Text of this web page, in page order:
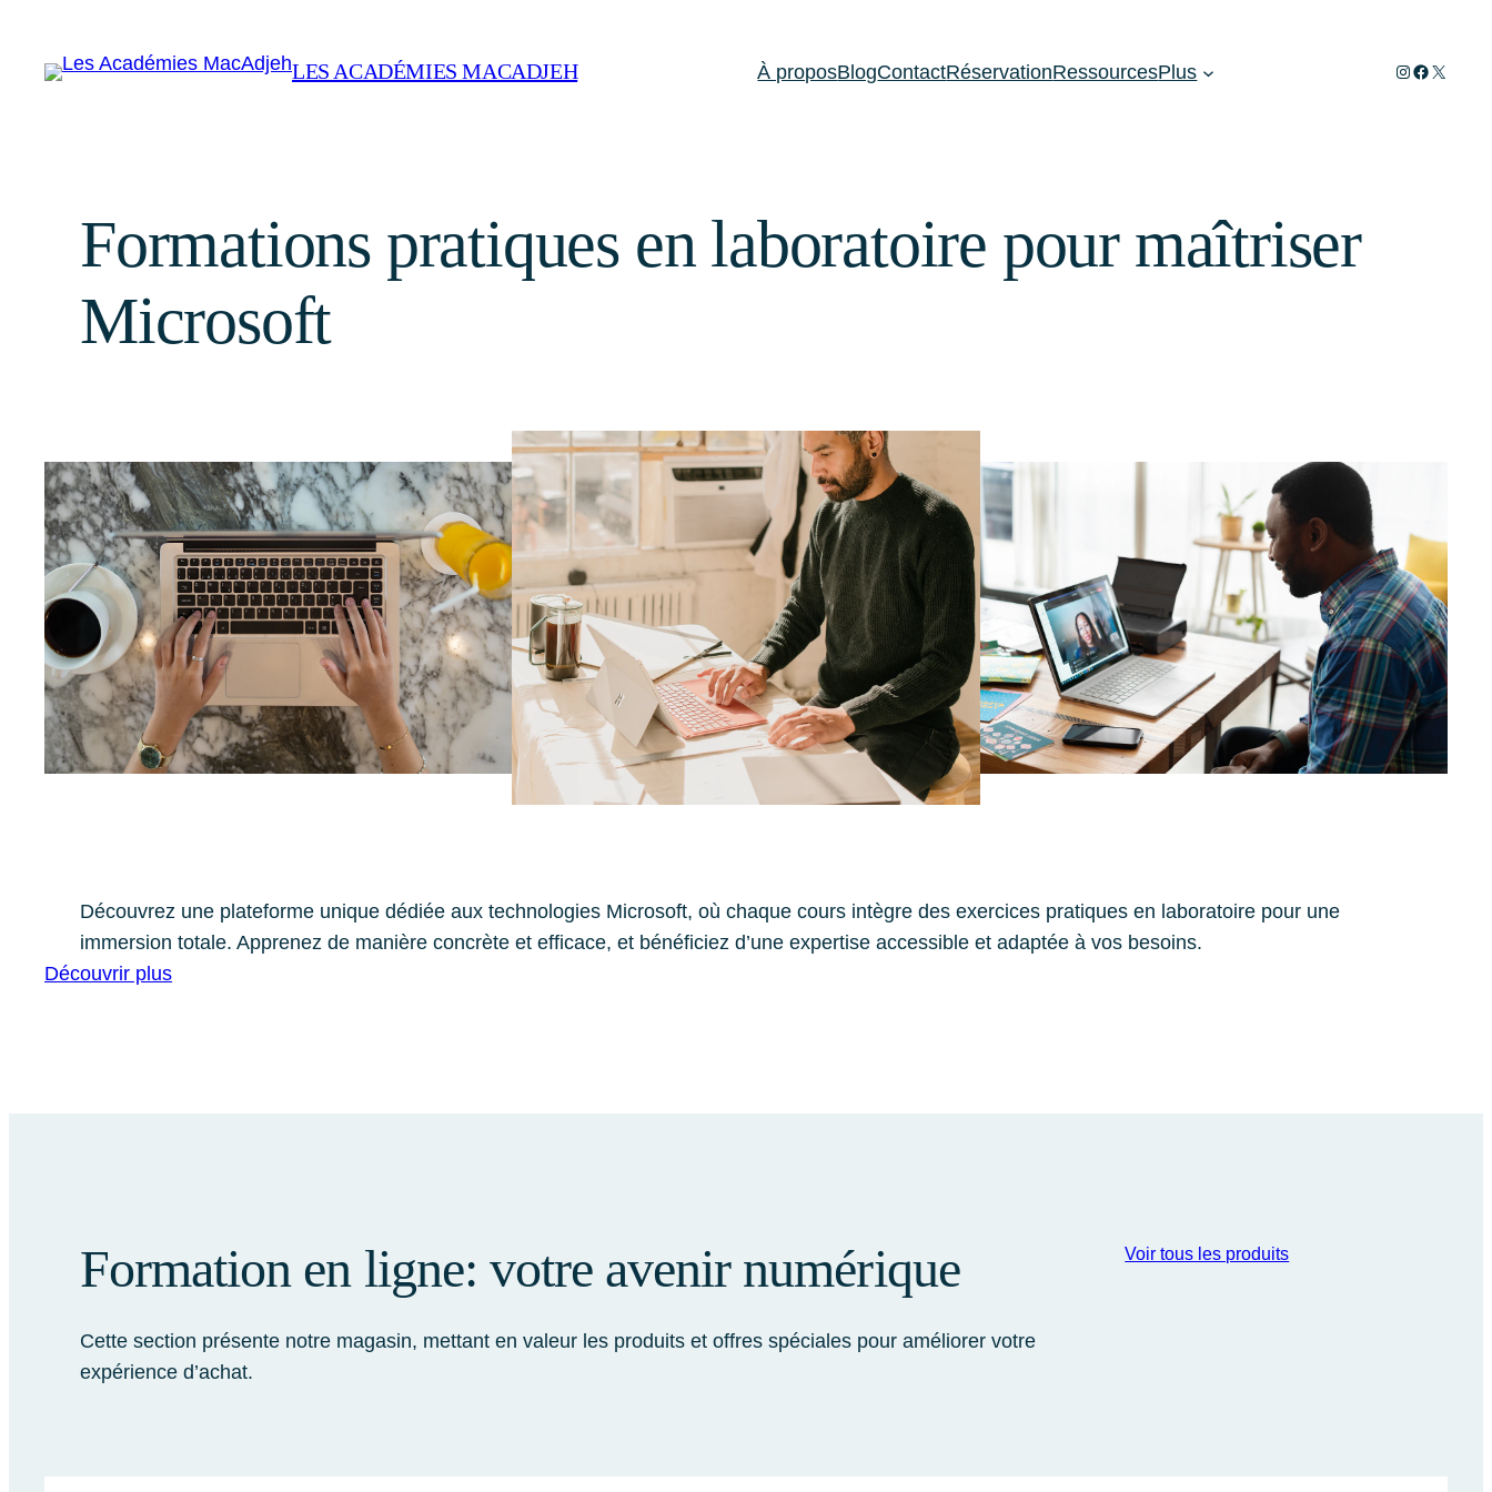
contenu
LES ACADÉMIES MACADJEH À proposBlogContactRéservationRessourcesPlus Instagram
Facebook
X
Formations pratiques en laboratoire pour maîtriser
Microsoft
Découvrez une plateforme unique dédiée aux technologies Microsoft, où chaque cours intègre des exercices pratiques en laboratoire pour une
immersion totale. Apprenez de manière concrète et efficace, et bénéficiez d’une expertise accessible et adaptée à vos besoins.
Découvrir plus
Formation en ligne: votre avenir numérique
Cette section présente notre magasin, mettant en valeur les produits et offres spéciales pour améliorer votre
expérience d’achat.
Voir tous les produits